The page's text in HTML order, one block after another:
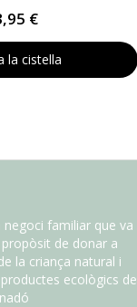
€
la cistella
familiar que va
de donar a
la criança natural i
ecològics de